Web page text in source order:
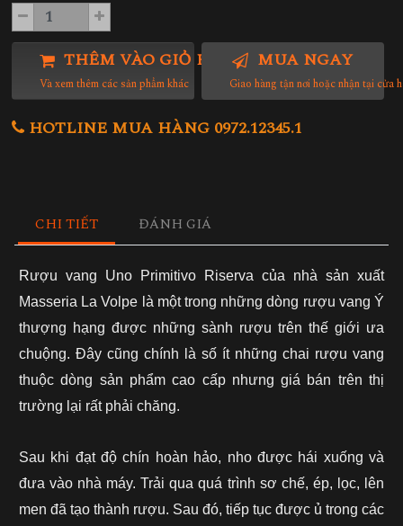
THÊM VÀO GIỎ HÀNG
Và xem thêm các sản phẩm khác
MUA NGAY
Giao hàng tận nơi hoặc nhận tại cửa
HOTLINE MUA HÀNG 0972.12345.1
CHI TIẾT ĐÁNH GIÁ
Rượu vang Uno Primitivo Riserva của nhà sản xuất
Masseria La Volpe là một trong những dòng rượu vang Ý
thượng hạng được những sành rượu trên thế giới ưa
chuộng. Đây cũng chính là số ít những chai rượu vang
thuộc dòng sản phẩm cao cấp nhưng giá bán trên thị
trường lại rất phải chăng.
Sau khi đạt độ chín hoàn hảo, nho được hái xuống và
đưa vào nhà máy. Trải qua quá trình sơ chế, ép, lọc, lên
men đã tạo thành rượu. Sau đó, tiếp tục được ủ trong các